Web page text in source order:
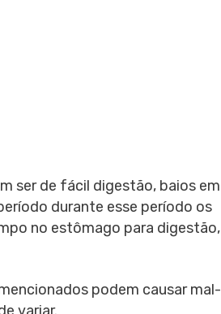
ser de fácil digestão, baios em
durante esse período os
no estômago para digestão,
podem causar mal-